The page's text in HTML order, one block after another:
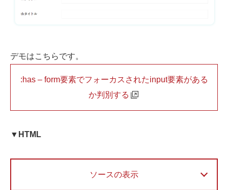
デモはこちらです。
:has – form要素でフォーカスされたinput要素がある
か判別する
▼HTML
ソースの表示